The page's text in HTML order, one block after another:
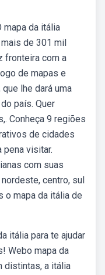
mapa da itália
de 301 mil
fronteira com a
de mapas e
lhe dará uma
país. Quer
Conheça 9 regiões
de cidades
pena visitar.
com suas
centro, sul
o mapa da itália de
itália para te ajudar
Webo mapa da
distintas, a itália